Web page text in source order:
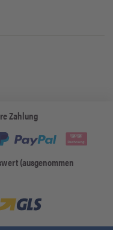
Zahlung
(ausgenommen